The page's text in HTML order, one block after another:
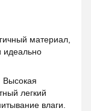
материал,
идеально
Высокая
легкий
влаги.